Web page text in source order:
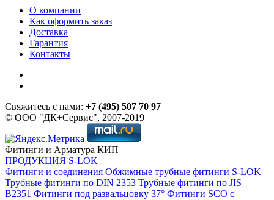
О компании
Как оформить заказ
Доставка
Гарантия
Контакты
Свяжитесь с нами: +7 (495) 507 70 97
© ООО "ДК+Сервис", 2007-2019
Фитинги и Арматура КИП
ПРОДУКЦИЯ S-LOK
Фитинги и соединения Обжимные трубные фитинги S-LOK
Трубные фитинги по DIN 2353 Трубные фитинги по JIS
B2351 Фитинги под развальцовку 37° Фитинги SCO с